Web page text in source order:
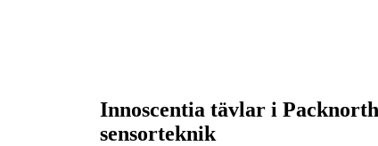
Innoscentia tävlar i
sensorteknik